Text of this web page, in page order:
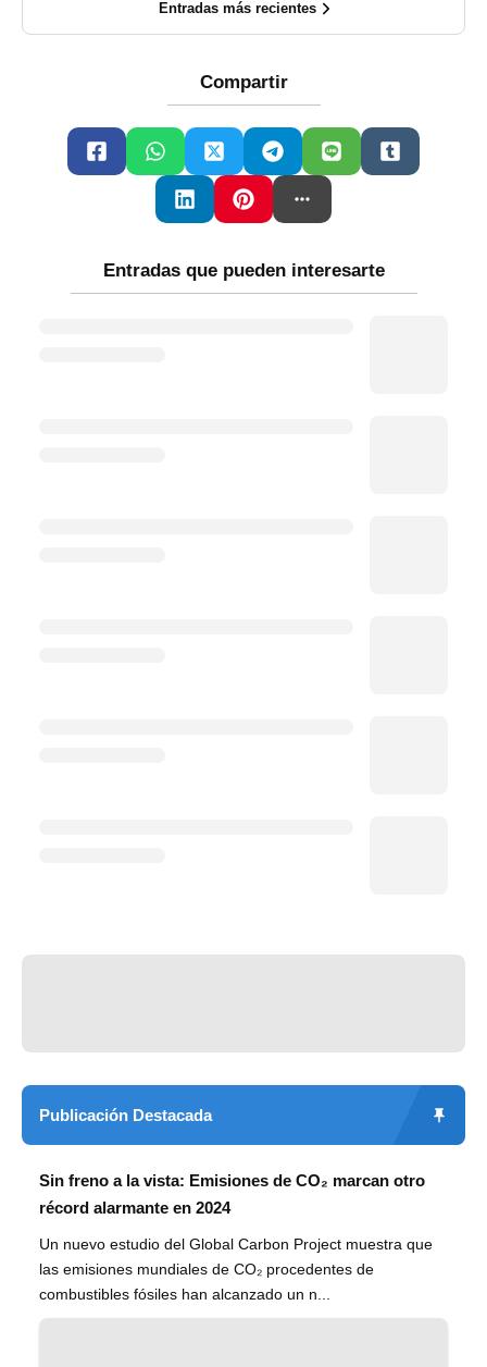
Entradas más recientes
Compartir
Entradas que pueden interesarte
Publicación Destacada
Sin freno a la vista: Emisiones de CO₂ marcan otro
récord alarmante en 2024
Un nuevo estudio del Global Carbon Project muestra que
las emisiones mundiales de CO₂ procedentes de
combustibles fósiles han alcanzado un n...